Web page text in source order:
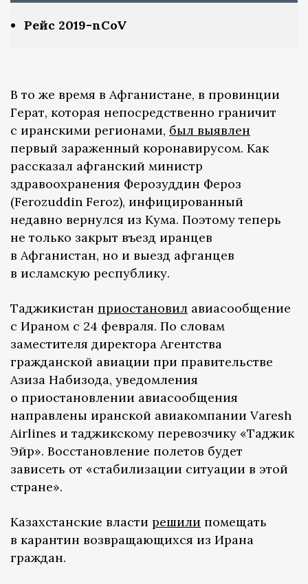
Рейс 2019-nCoV
В то же время в Афганистане, в провинции
Герат, которая непосредственно граничит
с иранскими регионами, был выявлен
первый зараженный коронавирусом. Как
рассказал афганский министр
здравоохранения Ферозуддин Фероз
(Ferozuddin Feroz), инфицированный
недавно вернулся из Кума. Поэтому теперь
не только закрыт въезд иранцев
в Афганистан, но и выезд афганцев
в исламскую республику.
Таджикистан приостановил авиасообщение
с Ираном с 24 февраля. По словам
заместителя директора Агентства
гражданской авиации при правительстве
Азиза Набизода, уведомления
о приостановлении авиасообщения
направлены иранской авиакомпании Varesh
Airlines и таджикскому перевозчику «Таджик
Эйр». Восстановление полетов будет
зависеть от «стабилизации ситуации в этой
стране».
Казахстанские власти решили помещать
в карантин возвращающихся из Ирана
граждан.